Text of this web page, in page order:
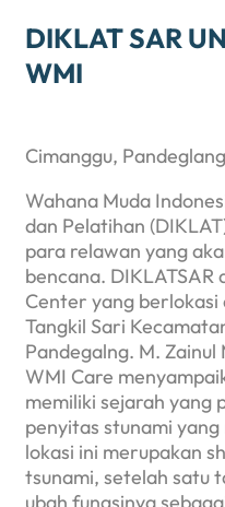
DIKLAT SAR
WMI
Cimanggu,
Wahana Muda
dan Pelatihan
para relawan yang
bencana. DIKLATSAR
Center yang berlokasi
Tangkil Sari
Pandegalng. M.
WMI Care
memiliki sejarah yang
penyitas stunami
lokasi ini merupakan
tsunami, setelah satu